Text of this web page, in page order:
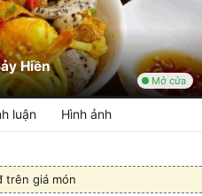
Hiền
Mở cửa
luận Hình ảnh
trên giá món